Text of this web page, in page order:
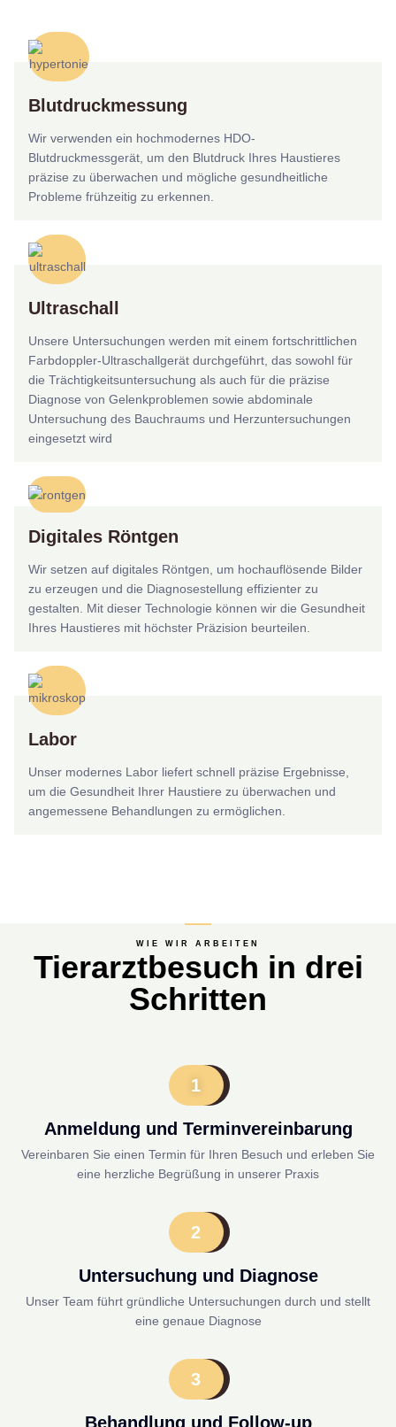
Blutdruckmessung
Wir verwenden ein hochmodernes HDO-
Blutdruckmessgerät, um den Blutdruck Ihres Haustieres
präzise zu überwachen und mögliche gesundheitliche
Probleme frühzeitig zu erkennen.
Ultraschall
Unsere Untersuchungen werden mit einem fortschrittlichen
Farbdoppler-Ultraschallgerät durchgeführt, das sowohl für
die Trächtigkeitsuntersuchung als auch für die präzise
Diagnose von Gelenkproblemen sowie abdominale
Untersuchung des Bauchraums und Herzuntersuchungen
eingesetzt wird
Digitales Röntgen
Wir setzen auf digitales Röntgen, um hochauflösende Bilder
zu erzeugen und die Diagnosestellung effizienter zu
gestalten. Mit dieser Technologie können wir die Gesundheit
Ihres Haustieres mit höchster Präzision beurteilen.
Labor
Unser modernes Labor liefert schnell präzise Ergebnisse,
um die Gesundheit Ihrer Haustiere zu überwachen und
angemessene Behandlungen zu ermöglichen.
WIE WIR ARBEITEN
Tierarztbesuch in drei
Schritten
1
Anmeldung und Terminvereinbarung
Vereinbaren Sie einen Termin für Ihren Besuch und erleben Sie
eine herzliche Begrüßung in unserer Praxis
2
Untersuchung und Diagnose
Unser Team führt gründliche Untersuchungen durch und stellt
eine genaue Diagnose
3
Behandlung und Follow-up